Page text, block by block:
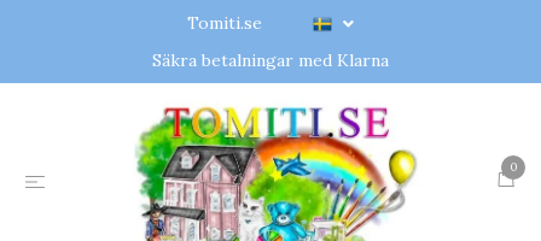
Tomiti.se
Säkra betalningar med Klarna
0